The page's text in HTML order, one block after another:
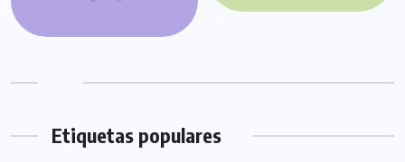
Etiquetas populares